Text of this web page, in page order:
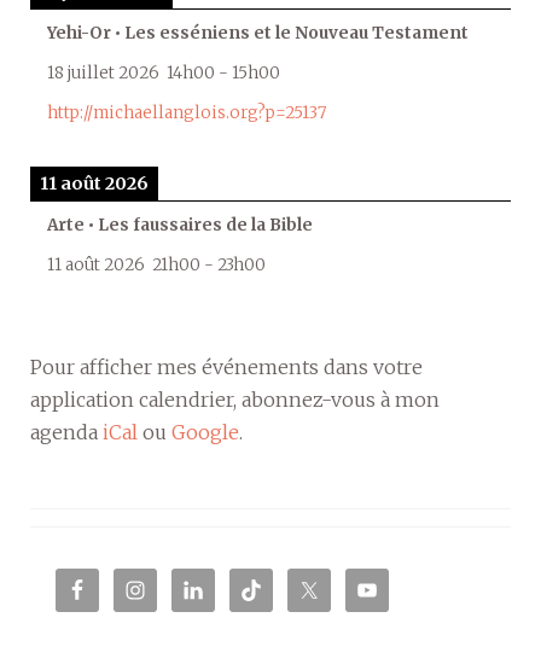
Yehi-Or • Les esséniens et le Nouveau Testament
18 juillet 2026 14h00 - 15h00
http://michaellanglois.org?p=25137
11 août 2026
Arte • Les faussaires de la Bible
11 août 2026 21h00 - 23h00
Pour afficher mes événements dans votre
application calendrier, abonnez-vous à mon
agenda iCal ou Google.